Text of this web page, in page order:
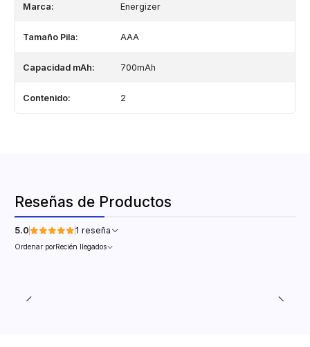
Marca: Energizer
Tamaño Pila: AAA
Capacidad mAh: 700mAh
Contenido: 2
Reseñas de Productos
5.0 1 reseña
Ordenar porRecién llegados